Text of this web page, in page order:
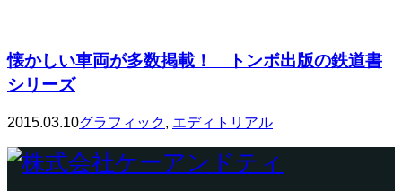
懐かしい車両が多数掲載！ トンボ出版の鉄道書
シリーズ
2015.03.10グラフィック, エディトリアル